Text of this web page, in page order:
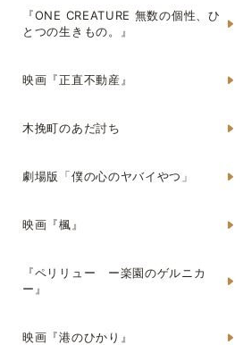
『ONE CREATURE 無数の個性、ひ
とつの生きもの。』
映画『正直不動産』
木挽町のあだ討ち
劇場版「僕の心のヤバイやつ」
映画『楓』
『ペリリュー ー楽園のゲルニカ
ー』
映画『港のひかり』